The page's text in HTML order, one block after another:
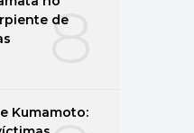
8
de
Kumamoto: